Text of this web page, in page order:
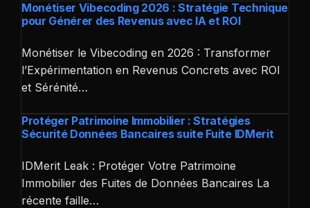
Monétiser Vibecoding 2026 : Stratégie Technique
pour Générer des Revenus avec IA et ROI
Monétiser le Vibecoding en 2026 : Transformer
l’Expérimentation en Revenus Concrets avec ROI
et Sérénité…
Protéger Patrimoine Immobilier : Stratégies
Sécurité Données Bancaires suite Fuite IDMerit
IDMerit Leak : Protéger Votre Patrimoine
Immobilier des Fuites de Données Bancaires La
récente faille…